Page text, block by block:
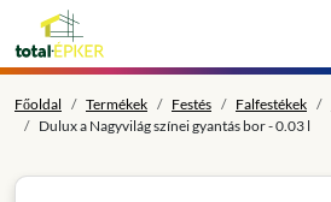
Főoldal Termékek Festés Falfestékek
Dulux a Nagyvilág színei gyantás bor - 0.03 l